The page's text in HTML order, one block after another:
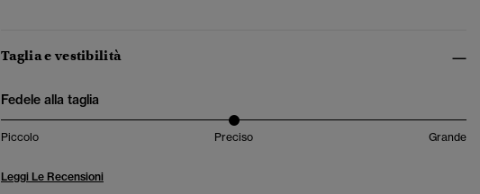
Taglia e vestibilità
Fedele alla taglia
Piccolo Preciso Grande
Leggi Le Recensioni